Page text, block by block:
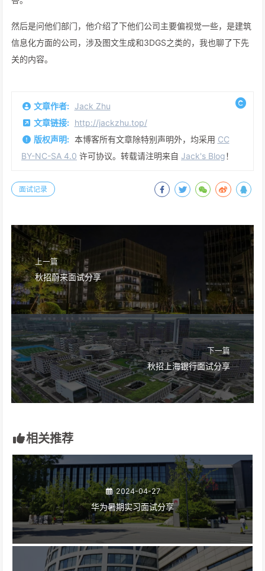
然后是问他们部门，他介绍了下他们公司主要偏视觉一些，是建筑
信息化方面的公司，涉及图文生成和3DGS之类的，我也聊了下先
关的内容。
文章作者: Jack Zhu
文章链接: http://jackzhu.top/
版权声明: 本博客所有文章除特别声明外，均采用 CC
BY-NC-SA 4.0 许可协议。转载请注明来自 Jack's Blog！
面试记录
上一篇
秋招蔚来面试分享
下一篇
秋招上海银行面试分享
相关推荐
2024-04-27
华为暑期实习面试分享